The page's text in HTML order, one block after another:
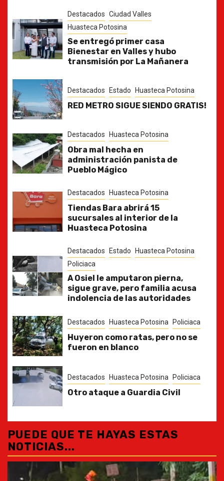
Destacados Ciudad Valles
Huasteca Potosina
Se entregó primer casa
Bienestar en Valles y hubo
transmisión por La Mañanera
Destacados Estado Huasteca Potosina
RED METRO SIGUE SIENDO GRATIS!
Destacados Huasteca Potosina
Obra mal hecha en
administración panista de
Pueblo Mágico
Destacados Huasteca Potosina
Tiendas Bara abrirá 15
sucursales al interior de la
Huasteca Potosina
Destacados Estado
Huasteca Potosina
Policiaca
A Osiel le amputaron pierna,
sigue grave, pero familia acusa
indolencia de las autoridades
Destacados Huasteca Potosina Policiaca
Huyeron como ratas, pero no se
fueron en blanco
Destacados Huasteca Potosina Policiaca
Otro ataque a Guardia Civil
PUEDE QUE TE HAYAS ESTAS
NOTICIAS...